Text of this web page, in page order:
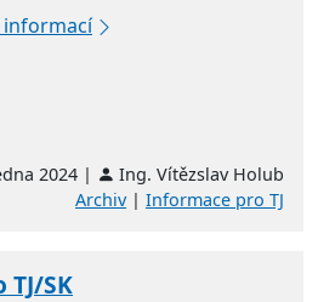
informací
2024 |
Ing. Vítězslav Holub
Archiv| Informace pro TJ
SK